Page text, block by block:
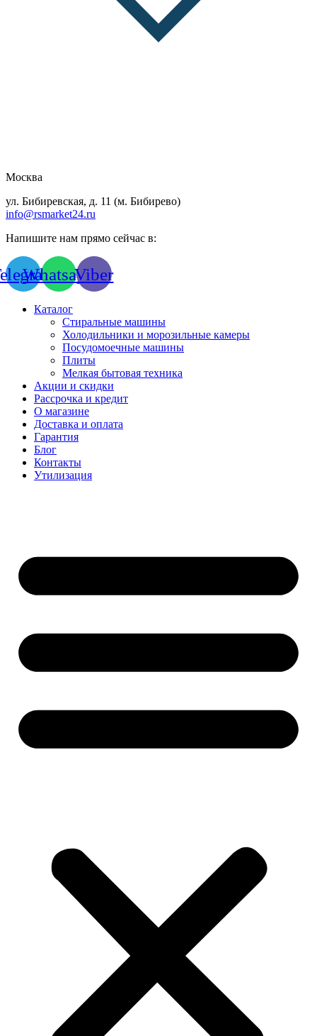
Москва
ул. Бибиревская, д. 11 (м. Бибирево)
info@rsmarket24.ru
Напишите нам прямо сейчас в:
WhatsappViber
Каталог
Стиральные машины
Холодильники и морозильные камеры
Посудомоечные машины
Плиты
Мелкая бытовая техника
Акции и скидки
Рассрочка и кредит
О магазине
Доставка и оплата
Гарантия
Блог
Контакты
Утилизация